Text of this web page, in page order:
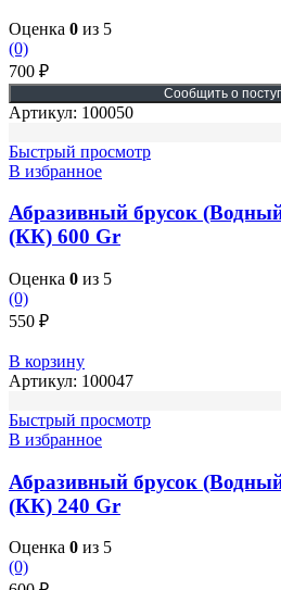
Оценка 0 из 5
(0)
700 ₽
Артикул: 100050
Быстрый просмотр
В избранное
Абразивный брусок
(КК) 600 Gr
Оценка 0 из 5
(0)
550 ₽
В корзину
Артикул: 100047
Быстрый просмотр
В избранное
Абразивный брусок
(КК) 240 Gr
Оценка 0 из 5
(0)